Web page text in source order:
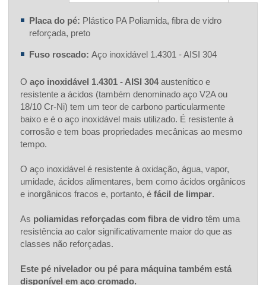
Placa do pé: Plástico PA Poliamida, fibra de vidro
reforçada, preto
Fuso roscado: Aço inoxidável 1.4301 - AISI 304
O aço inoxidável 1.4301 - AISI 304austenítico e
resistente a ácidos (também denominado aço V2A ou
18/10 Cr-Ni) tem um teor de carbono particularmente
baixo e é o aço inoxidável mais utilizado. É resistente à
corrosão e tem boas propriedades mecânicas ao mesmo
tempo.
O aço inoxidável é resistente à oxidação, água, vapor,
umidade, ácidos alimentares, bem como ácidos orgânicos
e inorgânicos fracos e, portanto, é fácil de limpar.
As poliamidas reforçadas com fibra de vidro têm uma
resistência ao calor significativamente maior do que as
classes não reforçadas.
Este pé nivelador ou pé para máquina também está
disponível em aço cromado.